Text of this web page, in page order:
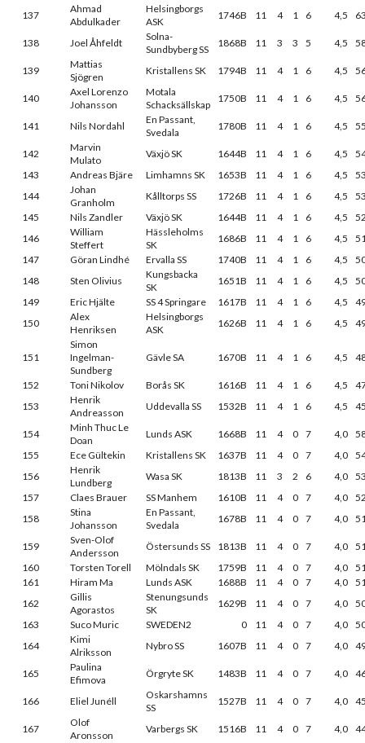
137
Ahmad
Abdulkader
Helsingborgs
ASK
1746B 11 4 1 6 4,5
138 Joel Åhfeldt
Solna-
Sundbyberg SS
1868B 11 3 3 5 4,5
139
Mattias
Sjögren
Kristallens SK 1794B 11 4 1 6 4,5
140
Axel Lorenzo
Johansson
Motala
Schacksällskap
1750B 11 4 1 6 4,5
141 Nils Nordahl
En Passant,
Svedala
1780B 11 4 1 6 4,5
142
Marvin
Mulato
Växjö SK 1644B 11 4 1 6 4,5
143
Andreas Bjäre Limhamns SK 1653B 11 4 1 6 4,5
144
Johan
Granholm
Kålltorps SS 1726B 11 4 1 6 4,5
145
Nils Zandler Växjö SK 1644B 11 4 1 6 4,5
146
William
Steffert
Hässleholms
SK
1686B 11 4 1 6 4,5
147
Göran Lindhé Ervalla SS 1740B 11 4 1 6 4,5
148
Sten Olivius
Kungsbacka
SK
1651B 11 4 1 6 4,5
149
Eric Hjälte SS 4 Springare 1617B 11 4 1 6 4,5
150
Alex
Henriksen
Helsingborgs
ASK
1626B 11 4 1 6 4,5
151
Simon
Ingelman-
Sundberg
Gävle SA 1670B 11 4 1 6 4,5
152 Toni Nikolov Borås SK 1616B 11 4 1 6 4,5
153
Henrik
Andreasson
Uddevalla SS 1532B 11 4 1 6 4,5
154
Minh Thuc Le
Doan
Lunds ASK 1668B 11 4 0 7 4,0
155
Ece Gültekin Kristallens SK 1637B 11 4 0 7 4,0
156
Henrik
Lundberg
Wasa SK 1813B 11 3 2 6 4,0
157
Claes Brauer SS Manhem 1610B 11 4 0 7 4,0
158
Stina
Johansson
En Passant,
Svedala
1678B 11 4 0 7 4,0
159
Sven-Olof
Andersson
Östersunds SS 1813B 11 4 0 7 4,0
160
Torsten Torell Mölndals SK 1759B 11 4 0 7 4,0
161
Hiram Ma Lunds ASK 1688B 11 4 0 7 4,0
162
Gillis
Agorastos
Stenungsunds
SK
1629B 11 4 0 7 4,0
163
Suco Muric SWEDEN2 0 11 4 0 7 4,0
164
Kimi
Alriksson
Nybro SS 1607B 11 4 0 7 4,0
165
Paulina
Efimova
Örgryte SK 1483B 11 4 0 7 4,0
166 Eliel Junéll
Oskarshamns
SS
1527B 11 4 0 7 4,0
167
Olof
Aronsson
Varbergs SK 1516B 11 4 0 7 4,0